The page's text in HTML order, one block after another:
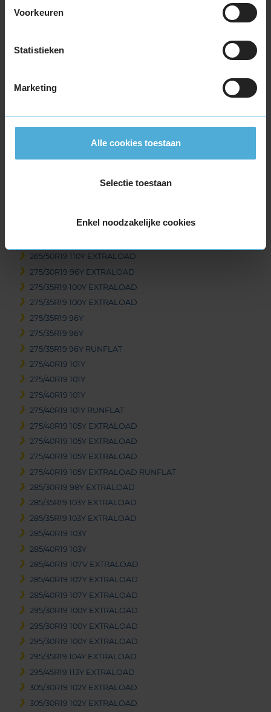
Voorkeuren
Statistieken
Marketing
Alle cookies toestaan
Selectie toestaan
Enkel noodzakelijke cookies
255/45R19 100Y
255/45R19 104Y EXTRALOAD
255/50R19 107Y EXTRALOAD
255/55R19 111W EXTRALOAD
265/35R19 98W EXTRALOAD
265/40R19 98Y
265/50R19 110Y EXTRALOAD
275/30R19 96Y EXTRALOAD
275/35R19 100Y EXTRALOAD
275/35R19 100Y EXTRALOAD
275/35R19 96Y
275/35R19 96Y
275/35R19 96Y RUNFLAT
275/40R19 101Y
275/40R19 101Y
275/40R19 101Y
275/40R19 101Y RUNFLAT
275/40R19 105Y EXTRALOAD
275/40R19 105Y EXTRALOAD
275/40R19 105Y EXTRALOAD
275/40R19 105Y EXTRALOAD RUNFLAT
285/30R19 98Y EXTRALOAD
285/35R19 103Y EXTRALOAD
285/35R19 103Y EXTRALOAD
285/40R19 103Y
285/40R19 103Y
285/40R19 107V EXTRALOAD
285/40R19 107Y EXTRALOAD
285/40R19 107Y EXTRALOAD
295/30R19 100Y EXTRALOAD
295/30R19 100Y EXTRALOAD
295/30R19 100Y EXTRALOAD
295/35R19 104Y EXTRALOAD
295/45R19 113Y EXTRALOAD
305/30R19 102Y EXTRALOAD
305/30R19 102Y EXTRALOAD